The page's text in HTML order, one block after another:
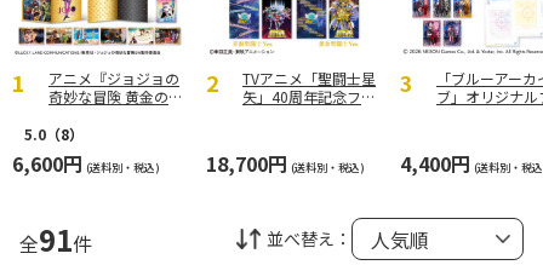
アニメ『ジョジョの
奇妙な冒険 黄金の
ーム切手セット
5.0 （8）
6,600円 (送料別・税込)
TVアニメ「聖闘士星
矢」40周年記念フレ
18,700円 (送料別・税込)
「ブルーアーカ
ブ」オリジナル
4,400円 (送料別・税
全91件 並べ替え：